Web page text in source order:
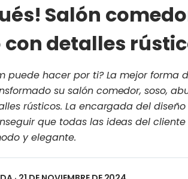
Salón
detalles
puede hacer por ti? La mejor
su salón comedor, soso,
rústicos. La encargada del
que todas las ideas del
y elegante.